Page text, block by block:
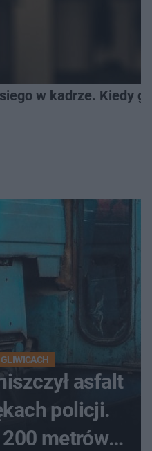
w kadrze. Kiedy
asfalt
policji.
200 metrów